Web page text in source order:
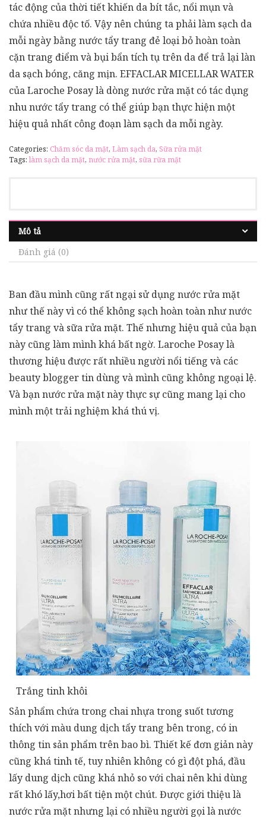
tác động của thời tiết khiến da bít tắc, nổi mụn và
chứa nhiều độc tố. Vậy nên chúng ta phải làm sạch da
mỗi ngày bằng nước tẩy trang đẻ loại bỏ hoàn toàn
cặn trang điểm và bụi bẩn tích tụ trên da để trả lại làn
da sạch bóng, căng mịn. EFFACLAR MICELLAR WATER
của Laroche Posay là dòng nước rửa mặt có tác dụng
nhu nước tẩy trang có thể giúp bạn thực hiện một
hiệu quả nhất công đoạn làm sạch da mỗi ngày.
Categories: Chăm sóc da mặt, Làm sạch da, Sữa rửa mặt
Tags:làm sạch da mặt, nước rửa mặt, sữa rữa mặt
Mô tả
Đánh giá (0)
Ban đầu mình cũng rất ngại sử dụng nước rửa mặt
như thế này vì có thể không sạch hoàn toàn như nước
tẩy trang và sữa rửa mặt. Thế nhưng hiệu quả của bạn
này cũng làm mình khá bất ngờ. Laroche Posay là
thương hiệu được rất nhiều người nổi tiếng và các
beauty blogger tin dùng và mình cũng không ngoại lệ.
Và bạn nước rửa mặt này thực sự cũng mang lại cho
mình một trải nghiệm khá thú vị.
Trắng tinh khôi
Sản phẩm chứa trong chai nhựa trong suốt tương
thích với màu dung dịch tẩy trang bên trong, có in
thông tin sản phẩm trên bao bì. Thiết kế đơn giản này
cũng khá tinh tế, tuy nhiên không có gì đột phá, đầu
lấy dung dịch cũng khá nhỏ so với chai nên khi dùng
rất khó lấy,hơi bất tiện một chút. Được giới thiệu là
nước rửa mặt nhưng lại có nhiều người gọi là nước